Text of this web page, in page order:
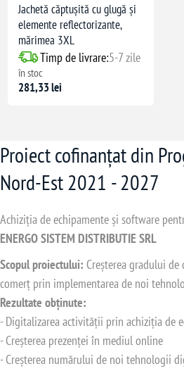
Jachetă căptușită cu glugă și
elemente reflectorizante,
mărimea 3XL
Timp de livrare:5-7 zile
în stoc
281,33 lei
Proiect cofinanțat din
Nord-Est 2021 - 2027
Achiziția de echipamente și software
ENERGO SISTEM DISTRIBUTIE SRL
Scopul proiectului: Creșterea gradului
comerț prin implementarea de noi
Rezultate obținute:
- Digitalizarea activității prin achiziția de
- Creșterea prezenței în mediul online
- Creșterea numărului de noi tehnologii